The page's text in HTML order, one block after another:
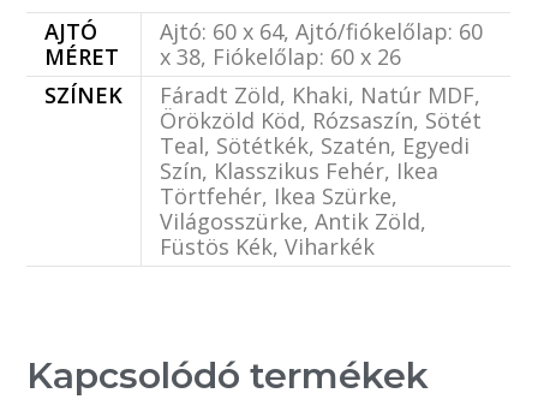
AJTÓ
MÉRET
Ajtó: 60 x 64, Ajtó/fiókelőlap: 60
x 38, Fiókelőlap: 60 x 26
SZÍNEK
Fáradt Zöld, Khaki, Natúr MDF,
Örökzöld Köd, Rózsaszín, Sötét
Teal, Sötétkék, Szatén, Egyedi
Szín, Klasszikus Fehér, Ikea
Törtfehér, Ikea Szürke,
Világosszürke, Antik Zöld,
Füstös Kék, Viharkék
Kapcsolódó termékek